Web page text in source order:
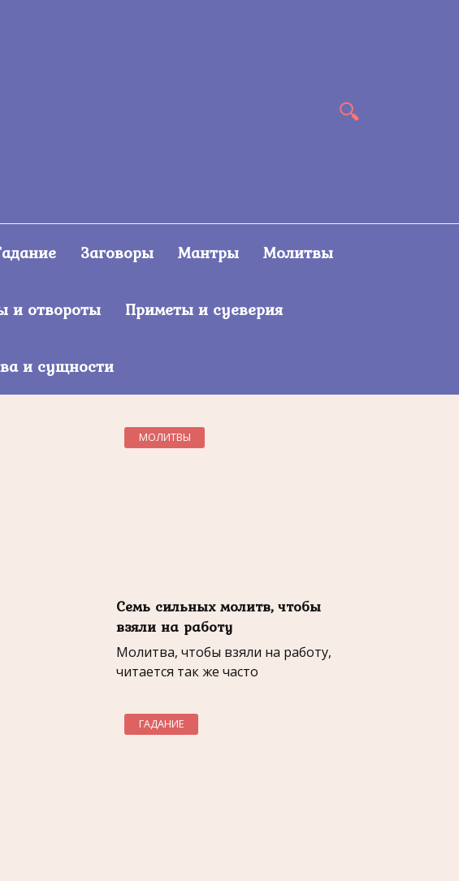
Заговоры Мантры Молитвы
и отвороты Приметы и суеверия
и сущности
МОЛИТВЫ
Семь сильных молитв, чтобы
взяли на работу
Молитва, чтобы взяли на работу,
читается так же часто
ГАДАНИЕ